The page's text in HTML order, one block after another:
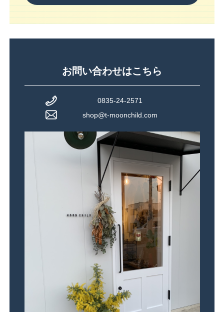
お問い合わせはこちら
0835-24-2571
shop@t-moonchild.com